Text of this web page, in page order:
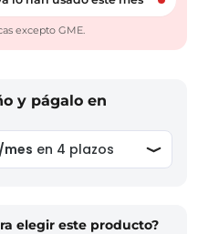
excepto GME.
y págalo en
elegir este producto?